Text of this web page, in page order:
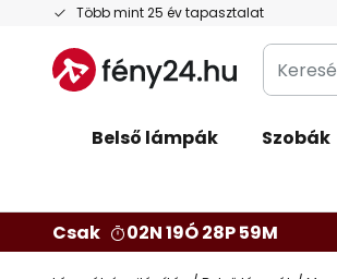
Több mint 25 év tapasztalat
Ugrás
tartalomhoz
Keresés
Belső lámpák Szobák
Csak
02N 19Ó 28P 58M